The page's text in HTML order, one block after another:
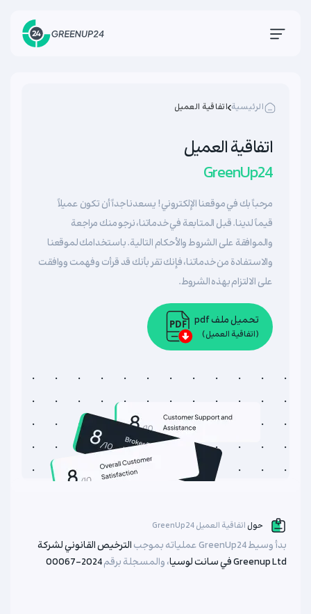
الرئيسية اتفاقية العميل
اتفاقية العميل
GreenUp24
مرحباً بك في موقعنا الإلكتروني! يسعدنا جداً أن تكون عميلاً
قيماً لدينا. قبل المتابعة في خدماتنا، نرجو منك مراجعة
والموافقة على الشروط والأحكام التالية. باستخدامك لموقعنا
والاستفادة من خدماتنا، فإنك تقر بأنك قد قرأت وفهمت ووافقت
على الالتزام بهذه الشروط.
تحميل ملف pdf
(اتفاقية العميل)
حول اتفاقية العميل GreenUp24
بدأ وسيط GreenUp24 عملياته بموجب
الترخيص القانوني لشركة
Greenup Ltd في سانت لوسيا
، والمسجلة برقم2024-00067